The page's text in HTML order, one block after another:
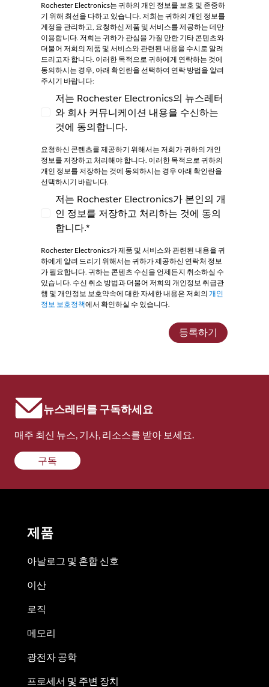
Rochester Electronics는 귀하의 개인 정보를 보호 및 존중하
기 위해 최선을 다하고 있습니다. 저희는 귀하의 개인 정보를
계정을 관리하고, 요청하신 제품 및 서비스를 제공하는 데만
이용합니다. 저희는 귀하가 관심을 가질 만한 기타 콘텐츠와
더불어 저희의 제품 및 서비스와 관련된 내용을 수시로 알려
드리고자 합니다. 이러한 목적으로 귀하에게 연락하는 것에
동의하시는 경우, 아래 확인란을 선택하여 연락 방법을 알려
주시기 바랍니다:
저는 Rochester Electronics의 뉴스레터와 회사
저는 Rochester Electronics의 뉴스레터
와 회사 커뮤니케이션 내용을 수신하는
것에 동의합니다.
요청하신 콘텐츠를 제공하기 위해서는 저희가 귀하의 개인
정보를 저장하고 처리해야 합니다. 이러한 목적으로 귀하의
개인 정보를 저장하는 것에 동의하시는 경우 아래 확인란을
선택하시기 바랍니다.
저는 Rochester Electronics가 본인의 개인 정보
저는 Rochester Electronics가 본인의 개
인 정보를 저장하고 처리하는 것에 동의
합니다.*
Rochester Electronics가 제품 및 서비스와 관련된 내용을 귀
하에게 알려 드리기 위해서는 귀하가 제공하신 연락처 정보
가 필요합니다. 귀하는 콘텐츠 수신을 언제든지 취소하실 수
있습니다. 수신 취소 방법과 더불어 저희의 개인정보 취급관
행 및 개인정보 보호약속에 대한 자세한 내용은 저희의 개인
정보 보호정책에서 확인하실 수 있습니다.
등록하기
뉴스레터를 구독하세요
매주 최신 뉴스, 기사, 리소스를 받아 보세요.
구독
제품
아날로그 및 혼합 신호
이산
로직
메모리
광전자 공학
프로세서 및 주변 장치